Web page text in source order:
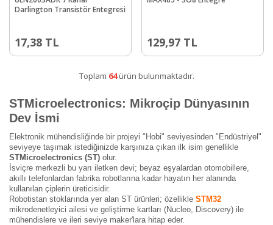
Darlington Transistör Entegresi
17,38 TL 129,97 TL
Toplam 64ürün bulunmaktadır.
STMicroelectronics: Mikroçip Dünyasının
Dev İsmi
Elektronik mühendisliğinde bir projeyi "Hobi" seviyesinden "Endüstriyel"
seviyeye taşımak istediğinizde karşınıza çıkan ilk isim genellikle
STMicroelectronics (ST) olur.
İsviçre merkezli bu yarı iletken devi; beyaz eşyalardan otomobillere,
akıllı telefonlardan fabrika robotlarına kadar hayatın her alanında
kullanılan çiplerin üreticisidir.
Robotistan stoklarında yer alan ST ürünleri; özellikle STM32
mikrodenetleyici ailesi ve geliştirme kartları (Nucleo, Discovery) ile
mühendislere ve ileri seviye maker'lara hitap eder.